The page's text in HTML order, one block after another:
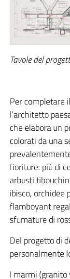
Tavole del
Per completare
l’architetto
che elabora un
colorati da una
fioriture: più di
arbusti
ibisco, orchidee
flamboyant
sfumature di
Del progetto di
personalmente
I marmi (granito